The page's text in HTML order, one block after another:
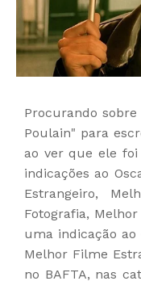
Procurando
Poulain" para
ao ver que ele foi
indicações ao
Estrangeiro,
Fotografia,
uma indicação ao
Melhor Filme
no BAFTA, nas